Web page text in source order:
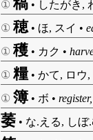
①
• したがき,
① 穂 • ほ, スイ •
① 穫 • カク •
① 糧 • かて, ロウ,
① 簿 • ボ •
萎 • な.える, しぼ